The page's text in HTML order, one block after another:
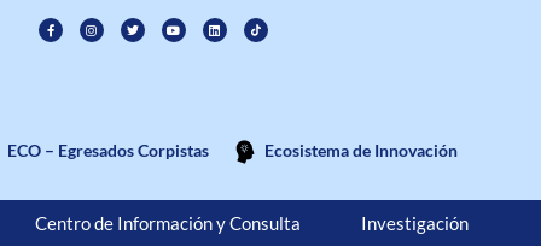
ECO – Egresados Corpistas Ecosistema de Innovación
Centro de Información y Consulta Investigación